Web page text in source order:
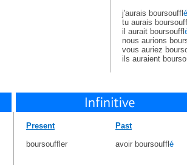
j'aurais boursouffl é
tu aurais boursouffl
il aurait boursouffl
nous aurions
vous auriez
ils auraient
Present
boursouffler
Past
avoir boursouffl é